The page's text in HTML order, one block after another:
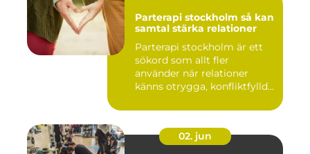
Parterapi stockholm så kan
samtal stärka relationer
Parterapi stockholm är ett
sökord som allt fler
använder när relationer
känns otrygga, konfliktfylld...
02. jun